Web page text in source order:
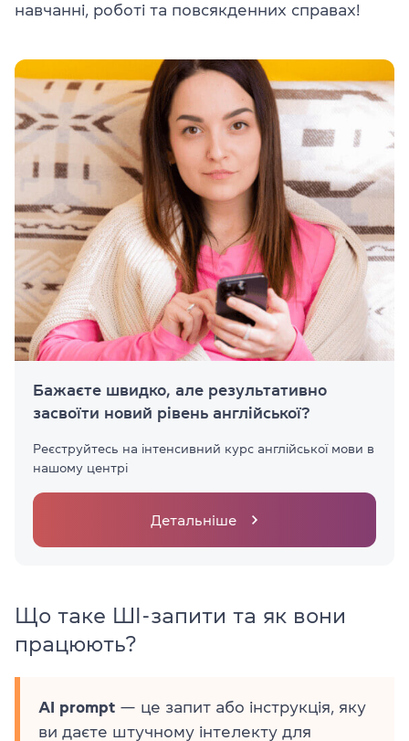
навчанні, роботі та повсякденних справах!
Бажаєте швидко, але результативно
засвоїти новий рівень англійської?
Реєструйтесь на інтенсивний курс англійської мови в
нашому центрі
Детальніше
Що таке ШІ-запити та як вони
працюють?
AI prompt — це запит або інструкція, яку
ви даєте штучному інтелекту для